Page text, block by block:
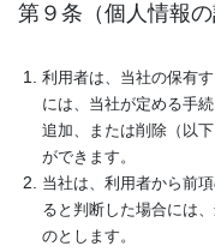
第９条（個人情報の
利用者は、当社の保有
には、当社が定める手
追加、または削除（以
ができます。
当社は、利用者から前
ると判断した場合には
のとします。